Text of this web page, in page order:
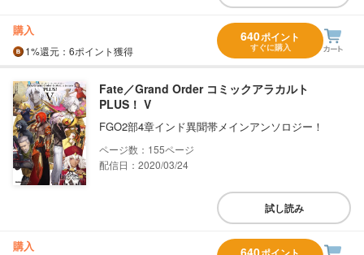
購入
1%還元 ：6ポイント獲得
640ポイント
すぐに購入
Fate／Grand Order コミックアラカルト
PLUS！ V
FGO2部4章インド異聞帯メインアンソロジー！
155
配信日：2020/03/24
試し読み
購入